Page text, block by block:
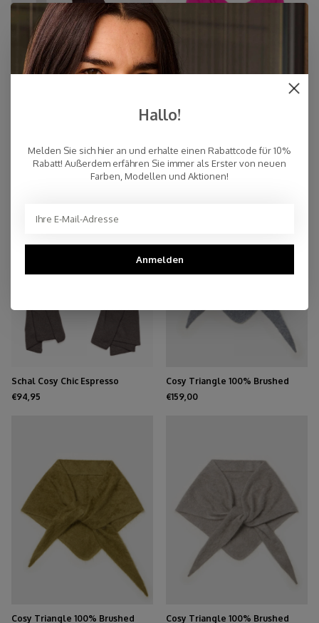
Soil
€159,00
€94,95
Schal Cosy Chic Espresso
€94,95
Cosy Triangle 100% Brushed
Cashmere Feather
€159,00
Cosy Triangle 100% Brushed
Cosy Triangle 100% Brushed
Hallo!
Melden Sie sich hier an und erhalte einen Rabattcode für 10%
Rabatt! Außerdem erfähren Sie immer als Erster von neuen
Farben, Modellen und Aktionen!
Anmelden